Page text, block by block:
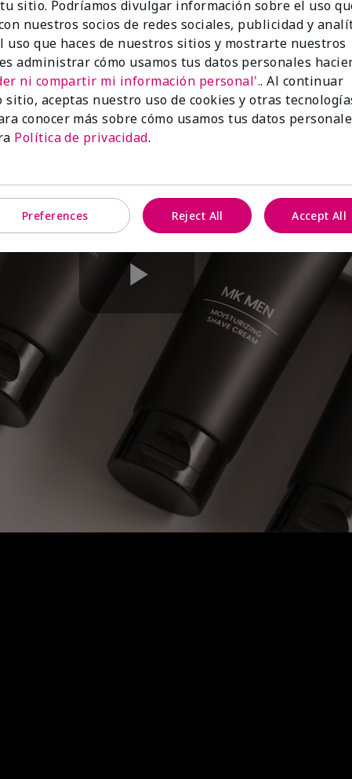
Play
Video
sitio. Podríamos divulgar información sobre el uso
nuestros socios de redes sociales, publicidad y
uso que haces de nuestros sitios y mostrarte nuestros
administrar cómo usamos tus datos personales
ni compartir mi información personal'.. Al continuar
sitio, aceptas nuestro uso de cookies y otras
conocer más sobre cómo usamos tus datos
Política de privacidad.
Preferences Reject All Accept All